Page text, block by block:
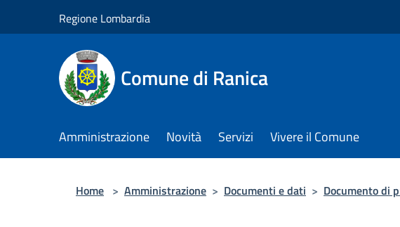
Regione Lombardia
Comune di Ranica
Amministrazione Novità Servizi Vivere il Comune
Home > Amministrazione > Documenti e dati > Documento di